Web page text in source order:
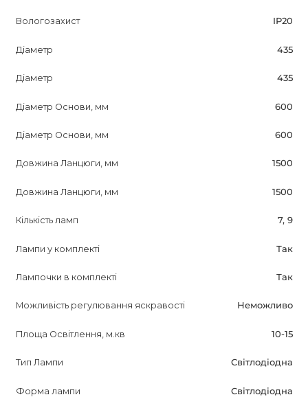
Вологозахист IP20
Діаметр 435
Діаметр 435
Діаметр Основи, мм 600
Діаметр Основи, мм 600
Довжина Ланцюги, мм 1500
Довжина Ланцюги, мм 1500
Кількість ламп 7, 9
Лампи у комплекті Так
Лампочки в комплекті Так
Можливість регулювання яскравості Неможливо
Площа Освітлення, м.кв 10-15
Тип Лампи Світлодіодна
Форма лампи Світлодіодна